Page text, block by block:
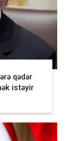
qədər
istəyir